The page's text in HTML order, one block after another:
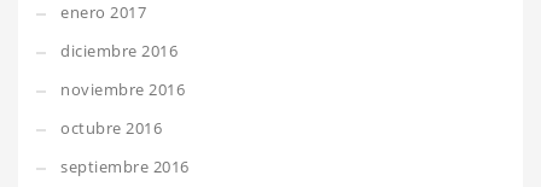
enero 2017
diciembre 2016
noviembre 2016
octubre 2016
septiembre 2016